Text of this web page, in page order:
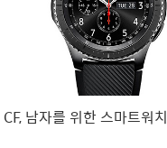
남자를 위한 스마트워치